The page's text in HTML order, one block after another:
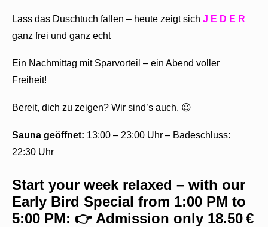
Lass das Duschtuch fallen – heute zeigt sich J E D E R
ganz frei und ganz echt
Ein Nachmittag mit Sparvorteil – ein Abend voller
Freiheit!
Bereit, dich zu zeigen? Wir sind’s auch. 😉
Sauna geöffnet: 13:00 – 23:00 Uhr – Badeschluss:
22:30 Uhr
Start your week relaxed – with our
Early Bird Special from 1:00 PM to
5:00 PM: 👉 Admission only 18.50€